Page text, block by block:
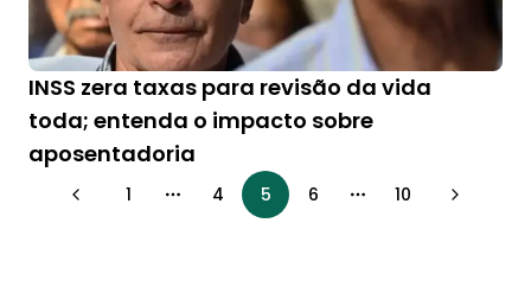
INSS zera taxas para revisão da vida
toda; entenda o impacto sobre
aposentadoria
1 More pages
4 5 6 More pages
10